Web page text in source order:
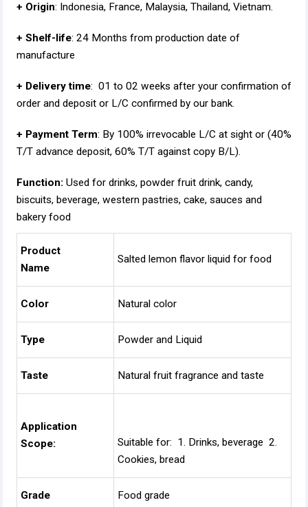
+ Origin: Indonesia, France, Malaysia, Thailand, Vietnam.
+ Shelf-life: 24 Months from production date of
manufacture
+ Delivery time: 01 to 02 weeks after your confirmation of
order and deposit or L/C confirmed by our bank.
+ Payment Term: By 100% irrevocable L/C at sight or (40%
T/T advance deposit, 60% T/T against copy B/L).
Function: Used for drinks, powder fruit drink, candy,
biscuits, beverage, western pastries, cake, sauces and
bakery food
Product
Name
Salted lemon flavor liquid for food
Color Natural color
Type Powder and Liquid
Taste Natural fruit fragrance and taste
Application
Scope:
Suitable for: 1. Drinks, beverage 2.
Cookies, bread
Grade Food grade